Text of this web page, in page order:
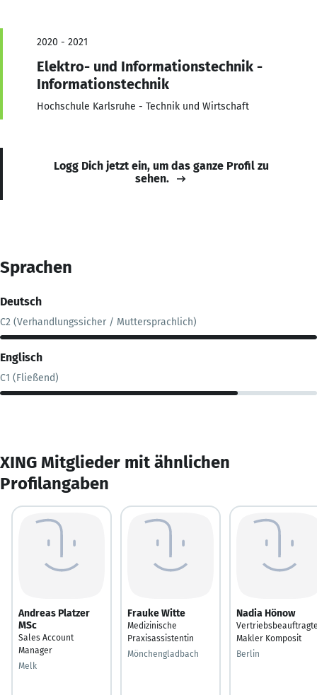
2020 - 2021
Elektro- und Informationstechnik -
Informationstechnik
Hochschule Karlsruhe - Technik und Wirtschaft
Logg Dich jetzt ein, um das ganze Profil zu
sehen.
Sprachen
Deutsch
C2 (Verhandlungssicher / Muttersprachlich)
Englisch
C1 (Fließend)
XING Mitglieder mit ähnlichen
Profilangaben
Andreas Platzer
MSc
Sales Account
Manager
Melk
Frauke Witte
Medizinische
Praxisassistentin
Mönchengladbach
Nadia Hönow
Makler Komposit
Berlin